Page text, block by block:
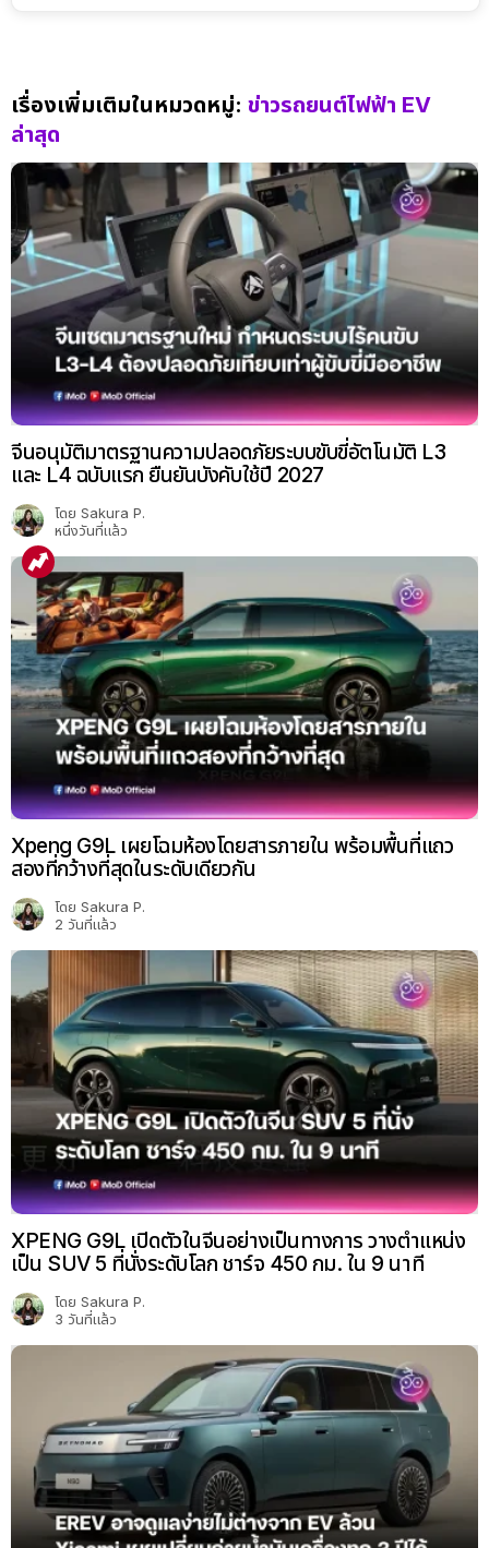
เรื่องเพิ่มเติมในหมวดหมู่: ข่าวรถยนต์ไฟฟ้า EV
ล่าสุด
จีนอนุมัติมาตรฐานความปลอดภัยระบบขับขี่อัตโนมัติ L3
และ L4 ฉบับแรก ยืนยันบังคับใช้ปี 2027
โดย Sakura P.
หนึ่งวันที่แล้ว
Xpeng G9L เผยโฉมห้องโดยสารภายใน พร้อมพื้นที่แถว
สองที่กว้างที่สุดในระดับเดียวกัน
โดย Sakura P.
2 วันที่แล้ว
XPENG G9L เปิดตัวในจีนอย่างเป็นทางการ วางตำแหน่ง
เป็น SUV 5 ที่นั่งระดับโลก ชาร์จ 450 กม. ใน 9 นาที
โดย Sakura P.
3 วันที่แล้ว